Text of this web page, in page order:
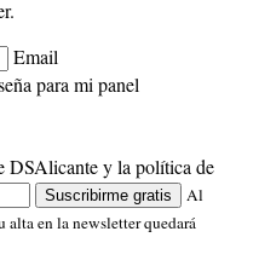
Email
para mi panel
DSAlicante y la política de
Suscribirme gratis
Al
alta en la newsletter quedará